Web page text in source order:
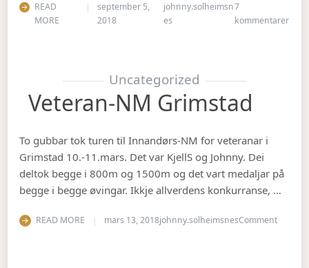
READ
MORE
september 5,
2018
johnny.solheimsn
es
7
kommentarertil
Uncategorized
Veteran-NM Grimstad
To gubbar tok turen til Innandørs-NM for veteranar i
Grimstad 10.-11.mars. Det var KjellS og Johnny. Dei
deltok begge i 800m og 1500m og det vart medaljar på
begge i begge øvingar. Ikkje allverdens konkurranse, …
READ MORE mars 13, 2018johnny.solheimsnesCommenton